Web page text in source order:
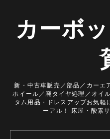
カーボ
新・中古車販売／部品／カーエ
ホイール／廃タイヤ処理／オイ
タム用品・ドレスアップお気軽
ーアル！ 床屋・酸素